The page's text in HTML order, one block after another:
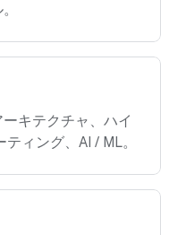
キテクチャ、ハイ
ィング、AI / ML。